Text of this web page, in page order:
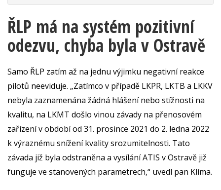
ŘLP má na systém pozitivní
odezvu, chyba byla v Ostravě
Samo ŘLP zatím až na jednu výjimku negativní reakce
pilotů neeviduje. „Zatímco v případě LKPR, LKTB a LKKV
nebyla zaznamenána žádná hlášení nebo stížnosti na
kvalitu, na LKMT došlo vinou závady na přenosovém
zařízení v období od 31. prosince 2021 do 2. ledna 2022
k výraznému snížení kvality srozumitelnosti. Tato
závada již byla odstraněna a vysílání ATIS v Ostravě již
funguje ve stanovených parametrech,“ uvedl pan Klíma.